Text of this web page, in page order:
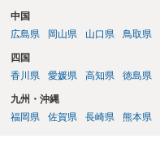
中国
広島県
岡山県 山口県 鳥取県
四国
香川県
愛媛県 高知県 徳島県
九州・沖縄
福岡県
佐賀県 長崎県 熊本県